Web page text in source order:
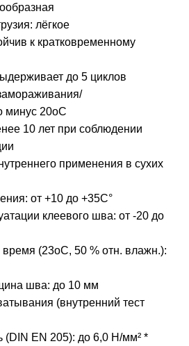
лёгкое
к кратковременному
до 5 циклов
минус 20оС
10 лет при соблюдении
применения в сухих
от +10 до +35С°
клеевого шва: от -20 до
время (23оС, 50 % отн. влажн.):
шва: до 10 мм
(внутренний тест
(DIN EN 205): до 6,0 Н/мм² *